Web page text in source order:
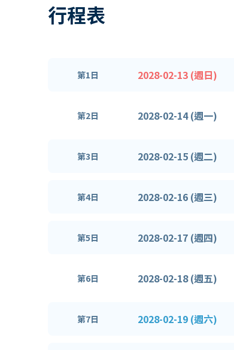
行程表
第1日 2028-02-13 (週日)
第2日 2028-02-14 (週一)
第3日 2028-02-15 (週二)
第4日 2028-02-16 (週三)
第5日 2028-02-17 (週四)
第6日 2028-02-18 (週五)
第7日 2028-02-19 (週六)